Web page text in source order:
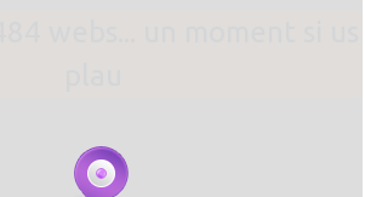
webs... un moment si us